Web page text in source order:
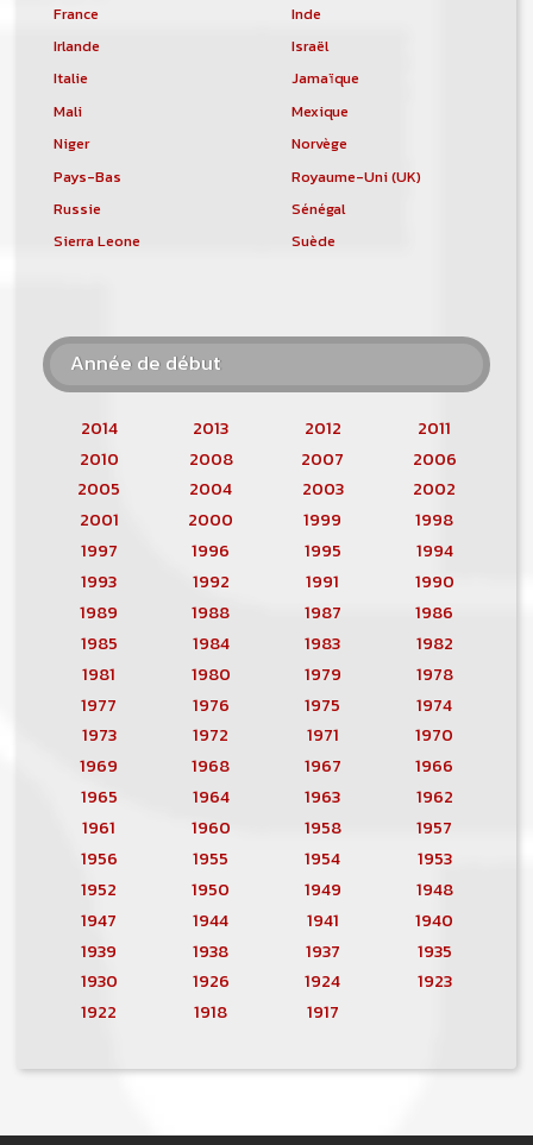
France
Inde
Irlande
Israël
Italie
Jamaïque
Mali
Mexique
Niger
Norvège
Pays-Bas
Royaume-Uni (UK)
Russie
Sénégal
Sierra Leone
Suède
Année de début
2014 2013 2012
2011
2010
2008 2007
2006
2005
2004 2003
2002
2001
2000 1999
1998
1997
1996 1995
1994
1993
1992 1991
1990
1989
1988 1987
1986
1985
1984 1983
1982
1981
1980 1979
1978
1977
1976 1975
1974
1973
1972 1971
1970
1969
1968 1967
1966
1965
1964 1963
1962
1961
1960 1958
1957
1956
1955 1954
1953
1952
1950 1949
1948
1947
1944 1941
1940
1939
1938 1937
1935
1930
1926 1924
1923
1922
1918 1917